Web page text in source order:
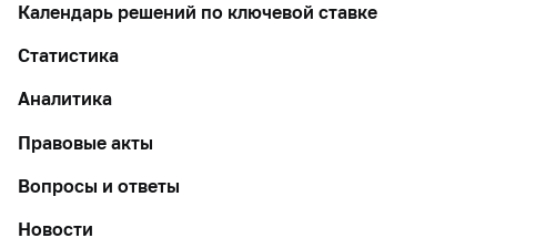
Календарь решений по ключевой ставке
Статистика
Аналитика
Правовые акты
Вопросы и ответы
Новости